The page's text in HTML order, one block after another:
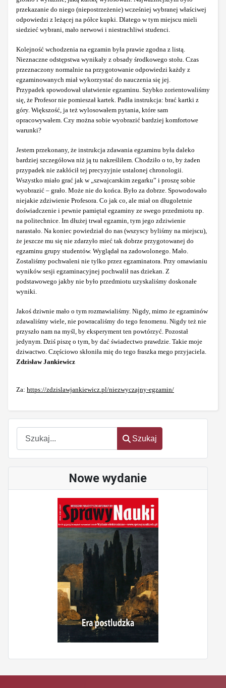
Szukaj
Szukaj
Nowe wydanie
przekazanie do niego (niepostrzeżenie) wcześniej wybranej właściwej
odpowiedzi z leżącej na półce kupki. Dlatego w tym miejscu mieli
siedzieć wybrani, mało nerwowi i niestrachliwi studenci.
Kolejność wchodzenia na egzamin była prawie zgodna z listą.
Nieznaczne odstępstwa wynikały z obsady środkowego stołu. Czas
przeznaczony normalnie na przygotowanie odpowiedzi każdy z
egzaminowanych miał wykorzystać do nauczenia się jej.
Przypadek spowodował ułatwienie egzaminu. Szybko zorientowaliśmy
się, że Profesor nie pomieszał kartek. Padła instrukcja: brać kartki z
góry. Większość, ja też wylosowałem pytania, które sam
opracowywałem. Czy można sobie wyobrazić bardziej komfortowe
warunki?
Jestem przekonany, że instrukcja zdawania egzaminu była daleko
bardziej szczegółowa niż ją tu nakreśliłem. Chodziło o to, by żaden
przypadek nie zakłócił tej precyzyjnie ustalonej chronologii.
Wszystko miało grać jak w „szwajcarskim zegarku” i proszę sobie
wyobrazić – grało. Może nie do końca. Było za dobrze. Spowodowało
niejakie zdziwienie Profesora. Co jak co, ale miał on długoletnie
doświadczenie i pewnie pamiętał egzaminy ze swego przedmiotu np.
na politechnice. Im dłużej trwał egzamin, tym jego zdziwienie
narastało. Na koniec powiedział do nas (wszyscy byliśmy na miejscu),
że jeszcze mu się nie zdarzyło mieć tak dobrze przygotowanej do
egzaminu grupy studentów. Wyglądał na zadowolonego. Mało.
Zostaliśmy pochwaleni nie tylko przez egzaminatora. Przy omawianiu
wyników sesji egzaminacyjnej pochwalił nas dziekan. Z
podstawowego jakby nie było przedmiotu uzyskaliśmy doskonałe
wyniki.
Jakoś dziwnie mało o tym rozmawialiśmy. Nigdy, mimo że egzaminów
zdawaliśmy wiele, nie powracaliśmy do tego fenomenu. Nigdy też nie
przyszło nam na myśl, by eksperyment ten powtórzyć. Pozostał
jedynym. Dziś piszę o tym, by dać świadectwo prawdzie. Takie moje
dziwactwo. Częściowo skłoniła mię do tego fraszka mego przyjaciela.
Zdzisław Jankiewicz
Za: https://zdzislawjankiewicz.pl/niezwyczajny-egzamin/